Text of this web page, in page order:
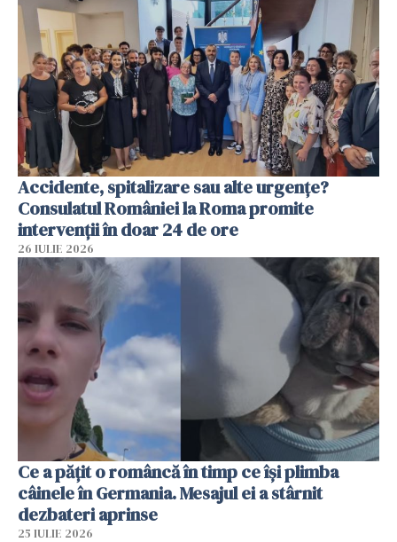
Accidente, spitalizare sau alte urgențe?
Consulatul României la Roma promite
intervenții în doar 24 de ore
26 IULIE 2026
Ce a pățit o româncă în timp ce își plimba
câinele în Germania. Mesajul ei a stârnit
dezbateri aprinse
25 IULIE 2026